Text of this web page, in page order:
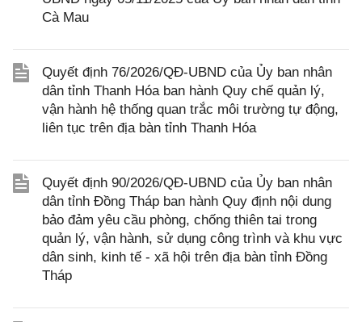
Cà Mau
Quyết định 76/2026/QĐ-UBND của Ủy ban nhân
dân tỉnh Thanh Hóa ban hành Quy chế quản lý,
vận hành hệ thống quan trắc môi trường tự động,
liên tục trên địa bàn tỉnh Thanh Hóa
Quyết định 90/2026/QĐ-UBND của Ủy ban nhân
dân tỉnh Đồng Tháp ban hành Quy định nội dung
bảo đảm yêu cầu phòng, chống thiên tai trong
quản lý, vận hành, sử dụng công trình và khu vực
dân sinh, kinh tế - xã hội trên địa bàn tỉnh Đồng
Tháp